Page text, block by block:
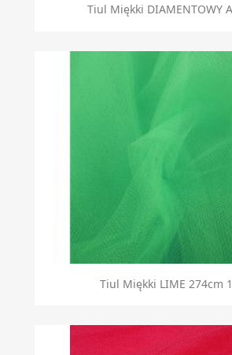
Tiul Miękki DIAMENTOWY
Tiul Miękki LIME 274cm